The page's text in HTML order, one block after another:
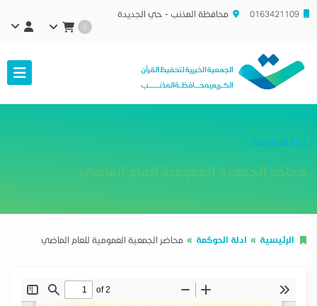
0163421109 محافظة المذنب - حي الجديدة
0
ادلة الحوكمة
محاضر الجمعية العمومية للعام الماضي
الرئيسية ادلة الحوكمة محاضر الجمعية العمومية للعام الماضي